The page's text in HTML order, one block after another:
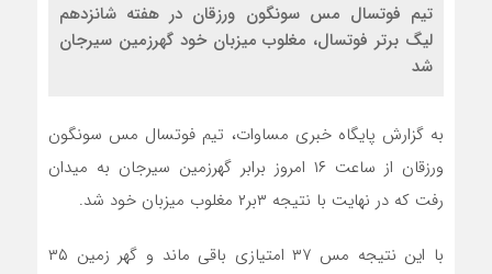
تیم فوتسال مس سونگون ورزقان در هفته شانزدهم
لیگ برتر فوتسال، مغلوب میزبان خود گهرزمین سیرجان
شد
به گزارش پایگاه خبری مساوات، تیم فوتسال مس سونگون
ورزقان از ساعت ۱۶ امروز برابر گهرزمین سیرجان به میدان
رفت که در نهایت با نتیجه ۳بر۲ مغلوب میزبان خود شد.
با این نتیجه مس ۳۷ امتیازی باقی ماند و گهر زمین ۳۵